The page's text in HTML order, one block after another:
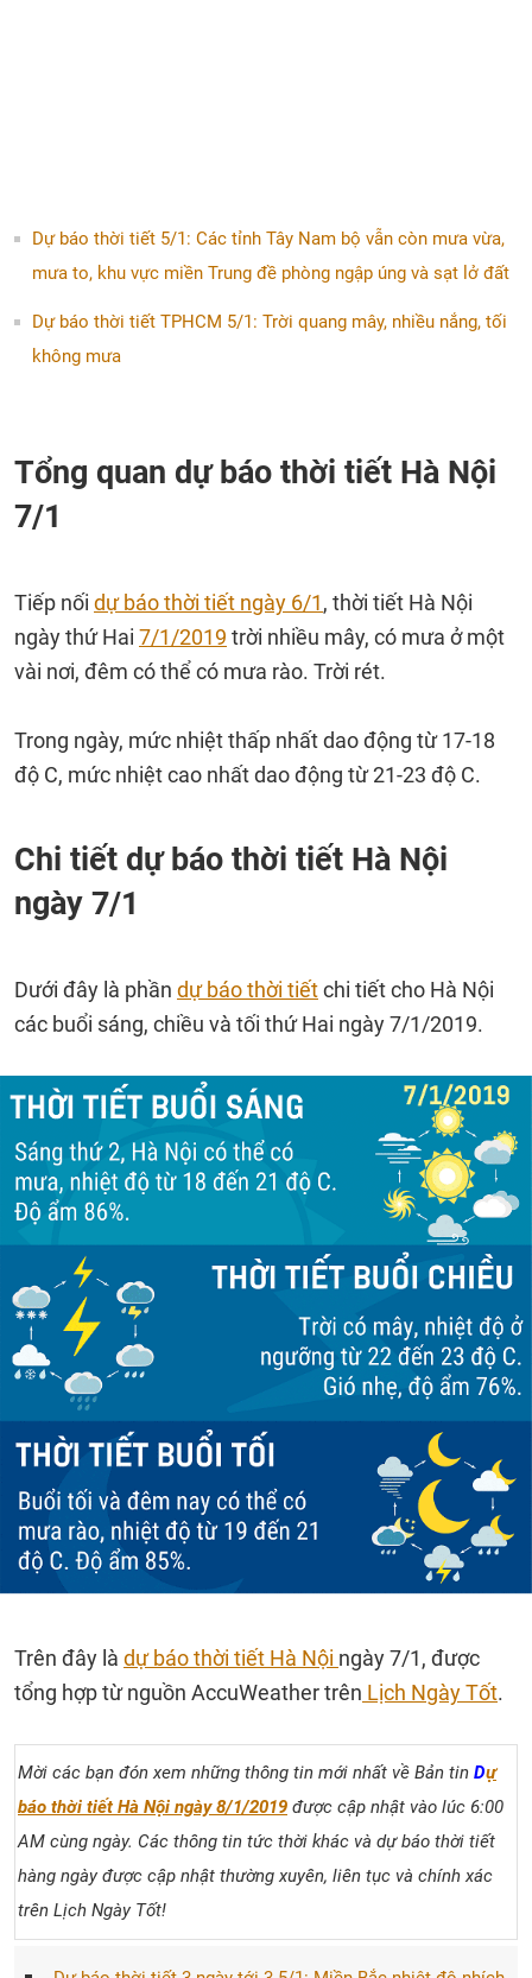
Dự báo thời tiết 5/1: Các tỉnh Tây Nam bộ vẫn còn mưa vừa,
mưa to, khu vực miền Trung đề phòng ngập úng và sạt lở đất
Dự báo thời tiết TPHCM 5/1: Trời quang mây, nhiều nắng, tối
không mưa
Tổng quan dự báo thời tiết Hà Nội
7/1
Tiếp nối dự báo thời tiết ngày 6/1, thời tiết Hà Nội
ngày thứ Hai 7/1/2019 trời nhiều mây, có mưa ở một
vài nơi, đêm có thể có mưa rào. Trời rét.
Trong ngày, mức nhiệt thấp nhất dao động từ 17-18
độ C, mức nhiệt cao nhất dao động từ 21-23 độ C.
Chi tiết dự báo thời tiết Hà Nội
ngày 7/1
Dưới đây là phần dự báo thời tiếtchi tiết cho Hà Nội
các buổi sáng, chiều và tối thứ Hai ngày 7/1/2019.
Trên đây là dự báo thời tiết Hà Nội ngày 7/1, được
tổng hợp từ nguồn AccuWeather trên Lịch Ngày Tốt.
Mời các bạn đón xem những thông tin mới nhất về Bản tin Dự
báo thời tiết Hà Nội ngày 8/1/2019 được cập nhật vào lúc 6:00
AM cùng ngày. Các thông tin tức thời khác và dự báo thời tiết
hàng ngày được cập nhật thường xuyên, liên tục và chính xác
trên Lịch Ngày Tốt!